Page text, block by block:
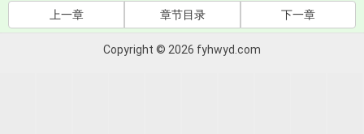
上一章 章节目录 下一章
Copyright © 2026 fyhwyd.com